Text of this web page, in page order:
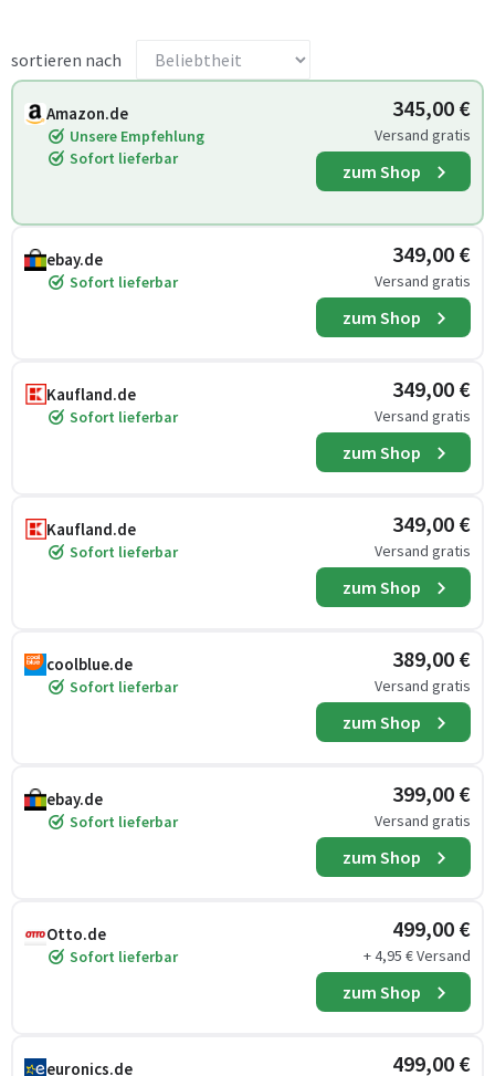
sortieren nach
Amazon.de
Unsere Empfehlung
Sofort lieferbar
345,00 €
Versand gratis
zum Shop
ebay.de
Sofort lieferbar
349,00 €
Versand gratis
zum Shop
Kaufland.de
Sofort lieferbar
349,00 €
Versand gratis
zum Shop
Kaufland.de
Sofort lieferbar
349,00 €
Versand gratis
zum Shop
coolblue.de
Sofort lieferbar
389,00 €
Versand gratis
zum Shop
ebay.de
Sofort lieferbar
399,00 €
Versand gratis
zum Shop
Otto.de
Sofort lieferbar
499,00 €
+ 4,95 € Versand
zum Shop
euronics.de 499,00 €